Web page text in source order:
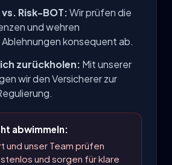
Risk-BOT:Wir prüfen die
und wehren
konsequent ab.
zurückholen: Mit unserer
wir den Versicherer zur
abwimmeln:
und unser Team prüfen
und sorgen für klare